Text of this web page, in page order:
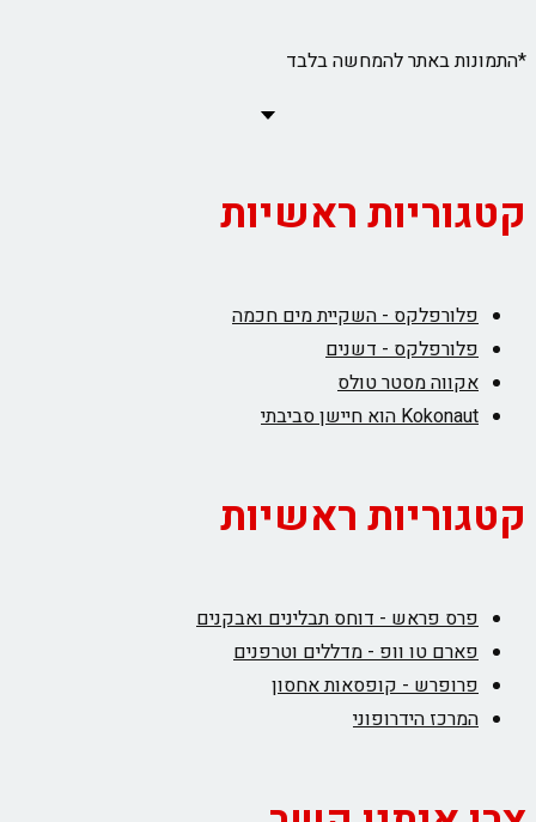
*התמונות באתר להמחשה בלבד
קטגוריות ראשיות
פלורפלקס - השקיית מים חכמה
פלורפלקס - דשנים
אקווה מסטר טולס
Kokonaut הוא חיישן סביבתי
קטגוריות ראשיות
פרס פראש - דוחס תבלינים ואבקנים
פארם טו וופ - מדללים וטרפנים
פרופרש - קופסאות אחסון
המרכז הידרופוני